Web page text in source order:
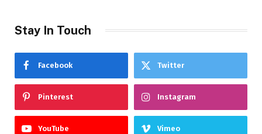
Stay In Touch
Facebook Twitter
Pinterest Instagram
YouTube Vimeo